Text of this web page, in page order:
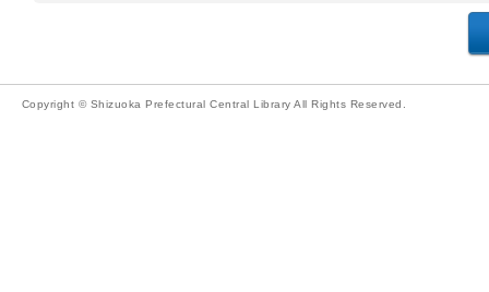
Copyright © Shizuoka Prefectural Central Library All Rights Reserved.